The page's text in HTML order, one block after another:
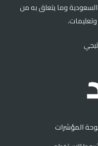
وما يتعلق به من
وتعليمات.
المؤشرات